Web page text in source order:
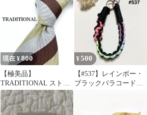
現在 ¥800
【極美品】
TRADITIONAL ストラ
イプ柄 ブラウン ゴール
ド ネクタイ
¥500
【#537】レインボー・
ブラックパラコードス